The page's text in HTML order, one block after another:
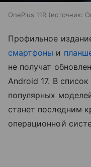
OnePlus 11R источник:
Профильное
смартфоны и
не получат
Android 17. В
популярных
станет последним
операционной